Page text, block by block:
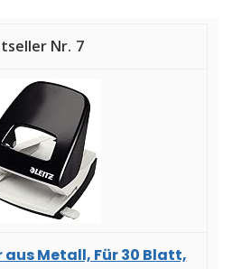
7
aus Metall, Für 30 Blatt,